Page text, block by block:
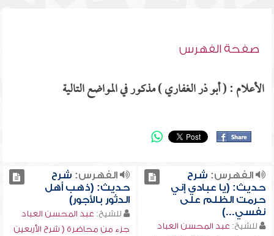
صفحة الفهرس
الأعلام : ( أبو ذر الغفاري ) مذكور في المواضع التالية
الفهرس: شرح
حديث: (يا عبادي إني
حرمت الظلم على
نفسي...)
للشيخ: عبد المحسن العباد
الفهرس: شرح
حديث: (ذهب أهل
الدثور بالأجور)
للشيخ: عبد المحسن العباد
جزء من محاضرة ( شرح الأربعين